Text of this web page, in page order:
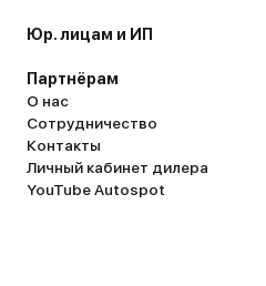
вполне
Юр. лицам и ИП
Партнёрам
О нас
Сотрудничество
Контакты
Личный кабинет дилера
YouTube Autospot